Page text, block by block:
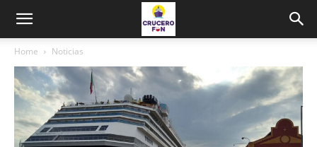
Home Noticias